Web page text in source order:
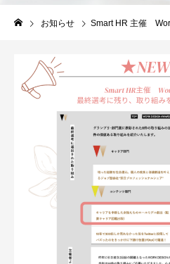
お知らせ Smart HR 主催 Work Design